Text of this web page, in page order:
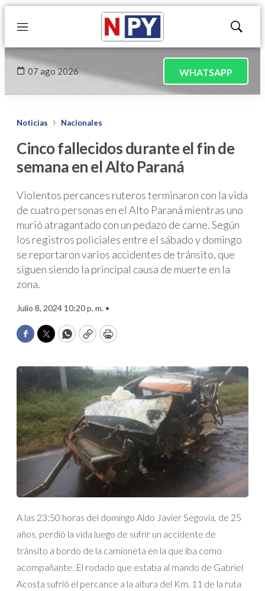
Menú
Mostrar
07 ago 2026 WHATSAPP
Noticias Nacionales
Cinco fallecidos durante el fin de
semana en el Alto Paraná
Violentos percances ruteros terminaron con la vida
de cuatro personas en el Alto Paraná mientras uno
murió atragantado con un pedazo de carne. Según
los registros policiales entre el sábado y domingo
se reportaron varios accidentes de tránsito, que
siguen siendo la principal causa de muerte en la
zona.
Julio 8, 2024 10:20 p. m. •
Facebook
TwitterWhatsApp
CopyPrint
A las 23:50 horas del domingo Aldo Javier Segovia, de 25
años, perdió la vida luego de sufrir un accidente de
tránsito a bordo de la camioneta en la que iba como
acompañante. El rodado que estaba al mando de Gabriel
Acosta sufrió el percance a la altura del Km. 11 de la ruta